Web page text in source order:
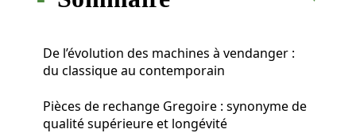
De l’évolution des machines à vendanger :
du classique au contemporain
Pièces de rechange Gregoire : synonyme de
qualité supérieure et longévité